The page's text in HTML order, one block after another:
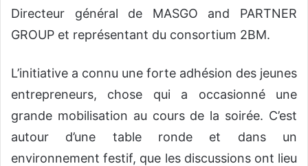
Directeur général de MASGO and PARTNER
GROUP et représentant du consortium 2BM.
L’initiative a connu une forte adhésion des jeunes
entrepreneurs, chose qui a occasionné une
grande mobilisation au cours de la soirée. C’est
autour d’une table ronde et dans un
environnement festif, que les discussions ont lieu